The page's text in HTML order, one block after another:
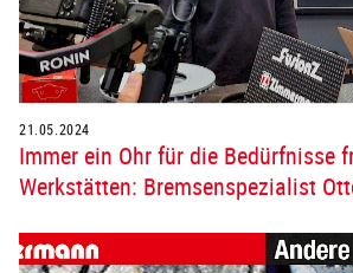
21.05.2024
Immer ein Ohr für die Bedürfnisse
Werkstätten: Bremsenspezialist